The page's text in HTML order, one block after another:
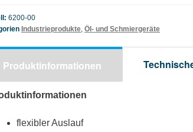
6200-00
Industrieprodukte Öl- und Schmiergeräte
Produktinformationen
flexibler Auslauf